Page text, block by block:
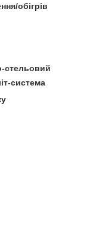
обігрів
стельовий
система